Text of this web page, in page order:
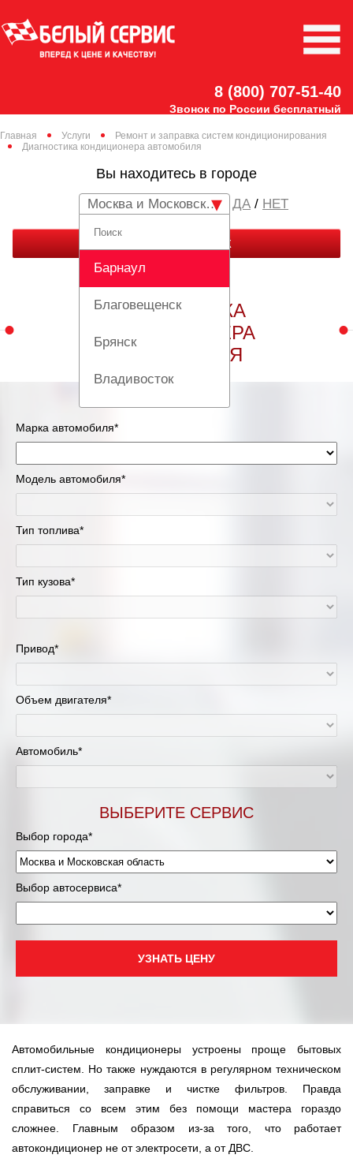
8 (800) 707-51-40
Звонок по России бесплатный
Главная Услуги
Ремонт и заправка систем кондиционирования
Диагностика кондиционера автомобиля
Вы находитесь в городе
Москва и Московская область
Барнаул
Благовещенск
Брянск
Владивосток
Казань
Краснодар
Красноярск
Муравленко
Нижневартовск
Новосибирск
Одинцово
Петрозаводск
Ростов-на-Дону
Самара
Санкт-Петербург
/ НЕТ
ЗАКАЗАТЬ ЗВОНОК
ДИАГНОСТИКА
КОНДИЦИОНЕРА
АВТОМОБИЛЯ
Марка автомобиля*
Модель автомобиля*
Тип топлива*
Тип кузова*
Привод*
Объем двигателя*
Автомобиль*
ВЫБЕРИТЕ СЕРВИС
Выбор города*
Выбор автосервиса*
УЗНАТЬ ЦЕНУ
Автомобильные кондиционеры устроены проще бытовых
сплит-систем. Но также нуждаются в регулярном техническом
обслуживании, заправке и чистке фильтров. Правда
справиться со всем этим без помощи мастера гораздо
сложнее. Главным образом из-за того, что работает
автокондиционер не от электросети, а от ДВС.